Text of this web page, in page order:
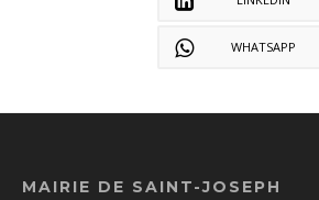
WHATSAPP
MAIRIE DE SAINT-JOSEPH